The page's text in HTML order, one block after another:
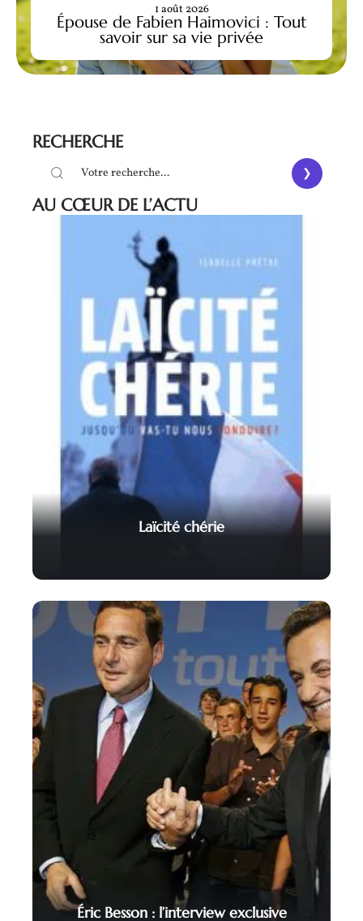
Épouse de Fabien Haimovici : Tout
savoir sur sa vie privée
1 août 2026
RECHERCHE
AU CŒUR DE L’ACTU
Laïcité chérie
Éric Besson : l’interview exclusive